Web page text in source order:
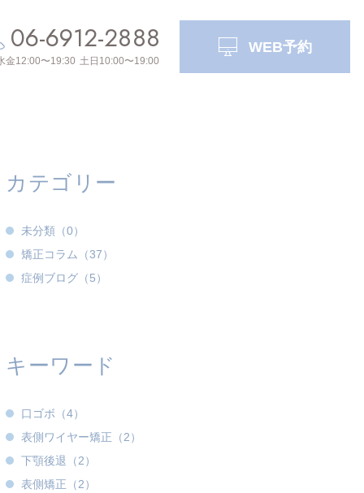
06-6912-2888
金12:00〜19:30 土日 10:00〜19:00
WEB予約
カテゴリー
未分類（0）
矯正コラム（37）
症例ブログ（5）
キーワード
口ゴボ（4）
表側ワイヤー矯正（2）
下顎後退（2）
表側矯正（2）